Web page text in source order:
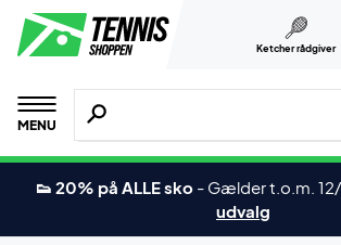
Ketcher rådgiver
MENU
Søg efter produkter, mærker etc.
👟 20% på ALLE sko - Gælder t.o.m.
udvalg